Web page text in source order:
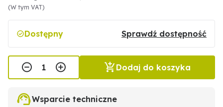
(W tym VAT)
Dostępny Sprawdź dostępność
Dodaj do koszyka
Wsparcie techniczne